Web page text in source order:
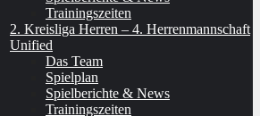
Trainingszeiten
2. Kreisliga Herren – 4. Herrenmannschaft
Unified
Das Team
Spielplan
Spielberichte & News
Trainingszeiten